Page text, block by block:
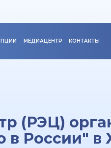
МЕДИАЦЕНТР КОНТАКТЫ
(РЭЦ)
в России" в